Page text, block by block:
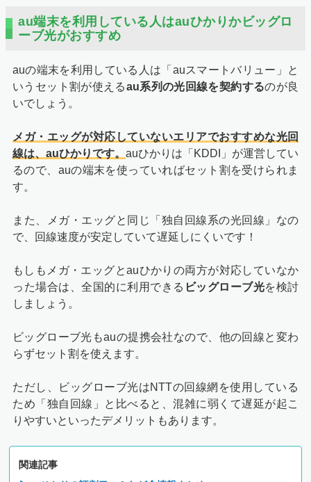
au端末を利用している人はauひかりかビッグロ
ーブ光がおすすめ
auの端末を利用している人は「auスマートバリュー」と
いうセット割が使えるau系列の光回線を契約するのが良
いでしょう。
メガ・エッグが対応していないエリアでおすすめな光回
線は、auひかりです。 auひかりは「KDDI」が運営してい
るので、auの端末を使っていればセット割を受けられま
す。
また、メガ・エッグと同じ「独自回線系の光回線」なの
で、回線速度が安定していて遅延しにくいです！
もしもメガ・エッグとauひかりの両方が対応していなか
った場合は、全国的に利用できる ビッグローブ光を検討
しましょう。
ビッグローブ光もauの提携会社なので、他の回線と変わ
らずセット割を使えます。
ただし、ビッグローブ光はNTTの回線網を使用している
ため「独自回線」と比べると、混雑に弱くて遅延が起こ
りやすいといったデメリットもあります。
関連記事